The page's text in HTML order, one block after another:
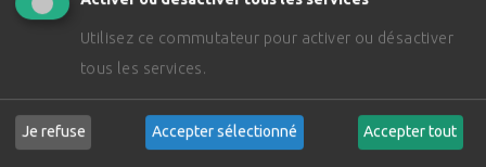
Utilisez ce commutateur pour activer ou désactiver
tous les services.
Je refuse Accepter sélectionné Accepter tout